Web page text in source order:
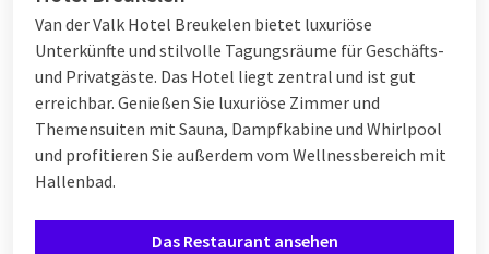
Van der Valk Hotel Breukelen bietet luxuriöse
Unterkünfte und stilvolle Tagungsräume für Geschäfts-
und Privatgäste. Das Hotel liegt zentral und ist gut
erreichbar. Genießen Sie luxuriöse Zimmer und
Themensuiten mit Sauna, Dampfkabine und Whirlpool
und profitieren Sie außerdem vom Wellnessbereich mit
Hallenbad.
Das Restaurant ansehen